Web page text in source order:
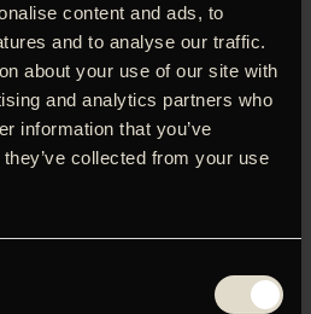
content and ads, to
and to analyse our traffic.
about your use of our site with
and analytics partners who
information that you’ve
collected from your use
er fastholdt. Og en af de
en dansk kunstner, jeg
(endelig) fra sig
af Lars H.U.G.’s første
år. ‘Hugland’ inviterer os med